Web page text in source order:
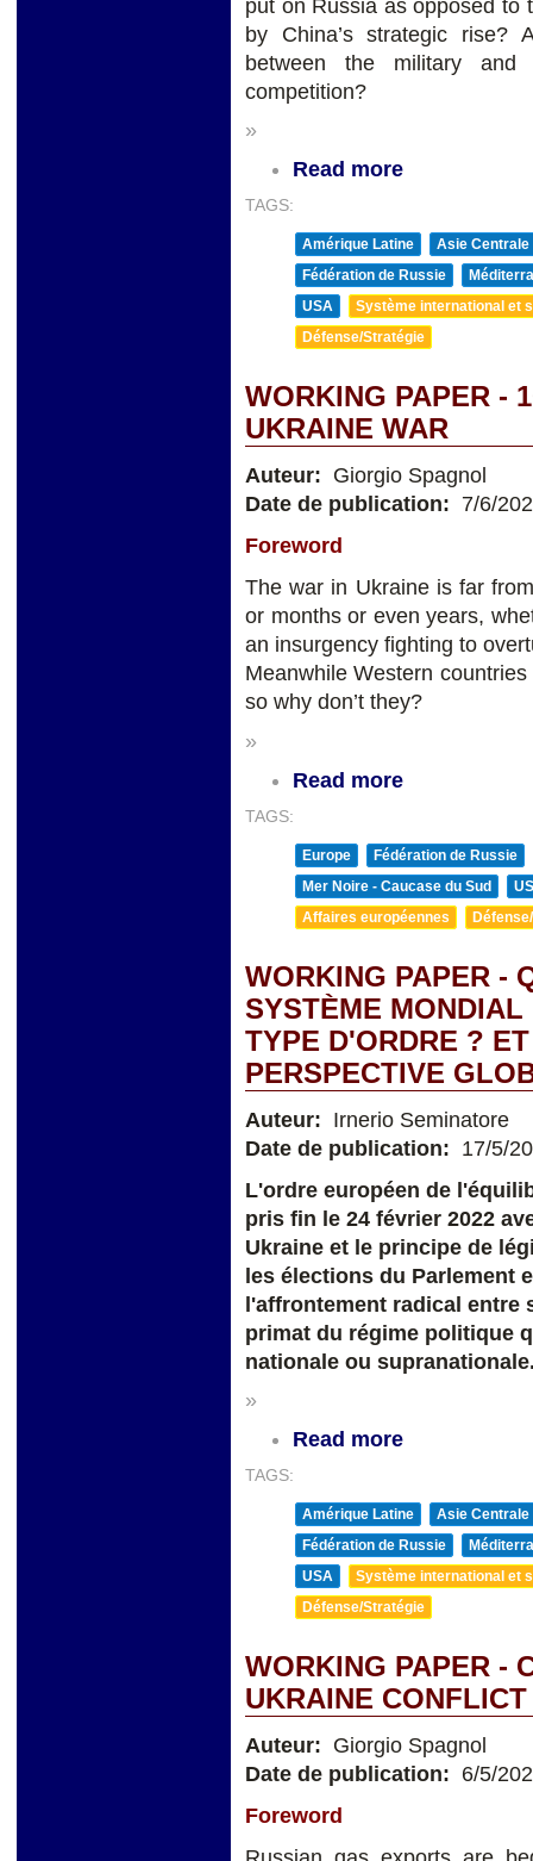
put on Russia as opposed to
by China’s strategic rise?
between the military and
competition?
»
Read more
TAGS:
Amérique Latine
Asie Centrale
Fédération de Russie
USA
Système international et
Défense/Stratégie
WORKING PAPER -
UKRAINE WAR
Auteur: Giorgio Spagnol
Date de publication: 7/6/
Foreword
The war in Ukraine is far
or months or even years,
an insurgency fighting to
Meanwhile Western
so why don’t they?
»
Read more
TAGS:
Europe
Fédération de Russie
Mer Noire - Caucase du Sud
Affaires européennes
WORKING PAPER -
SYSTÈME
TYPE D'ORDRE ?
PERSPECTIVE
Auteur: Irnerio Seminatore
Date de publication: 17/5/
L'ordre européen de
pris fin le 24 février 2022
Ukraine et le principe de
les élections du Parlement
l'affrontement radical entre
primat du régime politique
nationale ou
»
Read more
TAGS:
Amérique Latine
Asie Centrale
Fédération de Russie
USA
Système international et
Défense/Stratégie
WORKING PAPER -
UKRAINE CONFLICT
Auteur: Giorgio Spagnol
Date de publication: 6/5/
Foreword